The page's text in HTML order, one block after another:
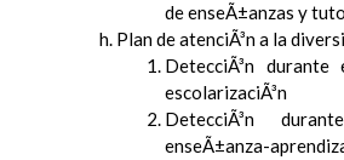
de enseÃ±anzas y
Plan de atenciÃ³n a la
DetecciÃ³n
escolarizaciÃ³n
DetecciÃ³n
enseÃ±anza-